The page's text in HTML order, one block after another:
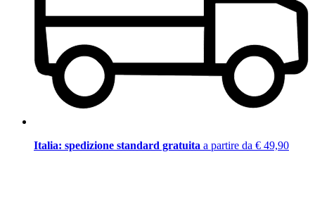
Italia: spedizione standard gratuita a partire da € 49,90